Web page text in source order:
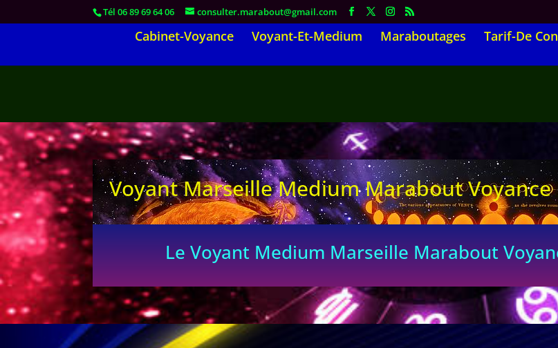
Tél 06 89 69 64 06 consulter.marabout@gmail.com
Cabinet-Voyance Voyant-Et-Medium Maraboutages Tarif-De
Voyant Marseille Medium Marabout
Le Voyant Medium Marseille Marabout